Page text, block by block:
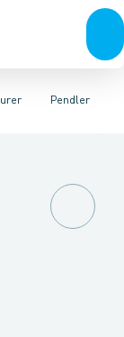
til
Pendler
for vej og